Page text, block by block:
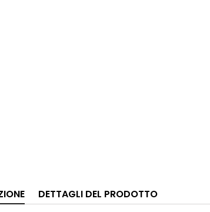
DETTAGLI DEL PRODOTTO